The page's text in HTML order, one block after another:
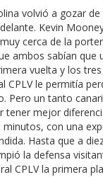
volvió a gozar
Kevin
cerca de la
ambos sabían que
vuelta y los
CPLV le permitía
Pero un tanto
tener mejor
con una
Hasta que a
la defensa
CPLV la primera